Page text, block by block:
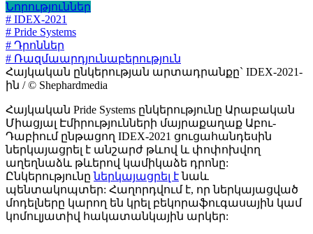
Նորություններ
# IDEX-2021
# Pride Systems
# Դրոններ
# Ռազմաարդյունաբերություն
Հայկական ընկերության արտադրանքը` IDEX-2021-
ին / © Shephardmedia
Հայկական Pride Systems ընկերությունը Արաբական
Միացյալ Էմիրությունների մայրաքաղաք Աբու-
Դաբիում ընթացող IDEX-2021 ցուցահանդեսին
ներկայացրել է անշարժ թևով և փոփոխվող
աղեղնաձև թևերով կամիկաձե դրոնը:
Ընկերությունըներկայացրել էնաև
պենտակոպտեր: Հաղորդվում է, որ ներկայացված
մոդելները կարող են կրել բեկորաֆուգասային կամ
կոմուլյատիվ հակատանկային արկեր: